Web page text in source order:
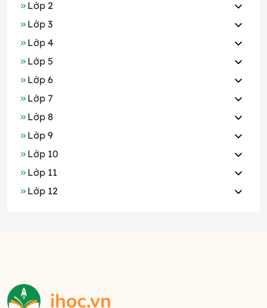
Lớp 2
Lớp 3
Lớp 4
Lớp 5
Lớp 6
Lớp 7
Lớp 8
Lớp 9
Lớp 10
Lớp 11
Lớp 12